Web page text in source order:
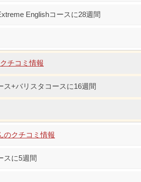
Englishコースに28週間
チコミ情報
ス+バリスタコースに16週間
のクチコミ情報
スに5週間